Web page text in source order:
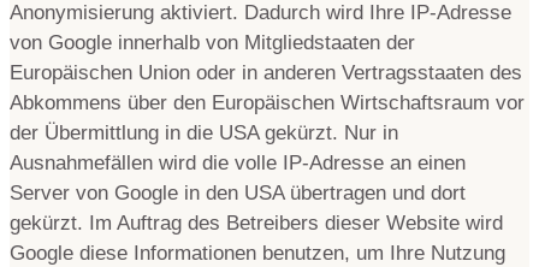
Anonymisierung aktiviert. Dadurch wird Ihre IP-Adresse
von Google innerhalb von Mitgliedstaaten der
Europäischen Union oder in anderen Vertragsstaaten des
Abkommens über den Europäischen Wirtschaftsraum vor
der Übermittlung in die USA gekürzt. Nur in
Ausnahmefällen wird die volle IP-Adresse an einen
Server von Google in den USA übertragen und dort
gekürzt. Im Auftrag des Betreibers dieser Website wird
Google diese Informationen benutzen, um Ihre Nutzung